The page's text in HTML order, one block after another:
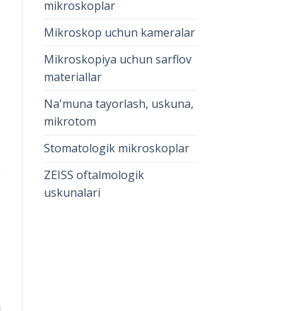
mikroskoplar
Mikroskop uchun kameralar
Mikroskopiya uchun sarflov
materiallar
Na'muna tayorlash, uskuna,
mikrotom
Stomatologik mikroskoplar
ZEISS oftalmologik
uskunalari